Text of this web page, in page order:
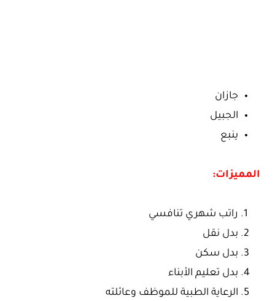
جازان
الجبيل
ينبع
المميزات:
راتب شهري تنافسي
بدل نقل
بدل سكن
بدل تعليم الأبناء
الرعاية الطبية للموظف وعائلته